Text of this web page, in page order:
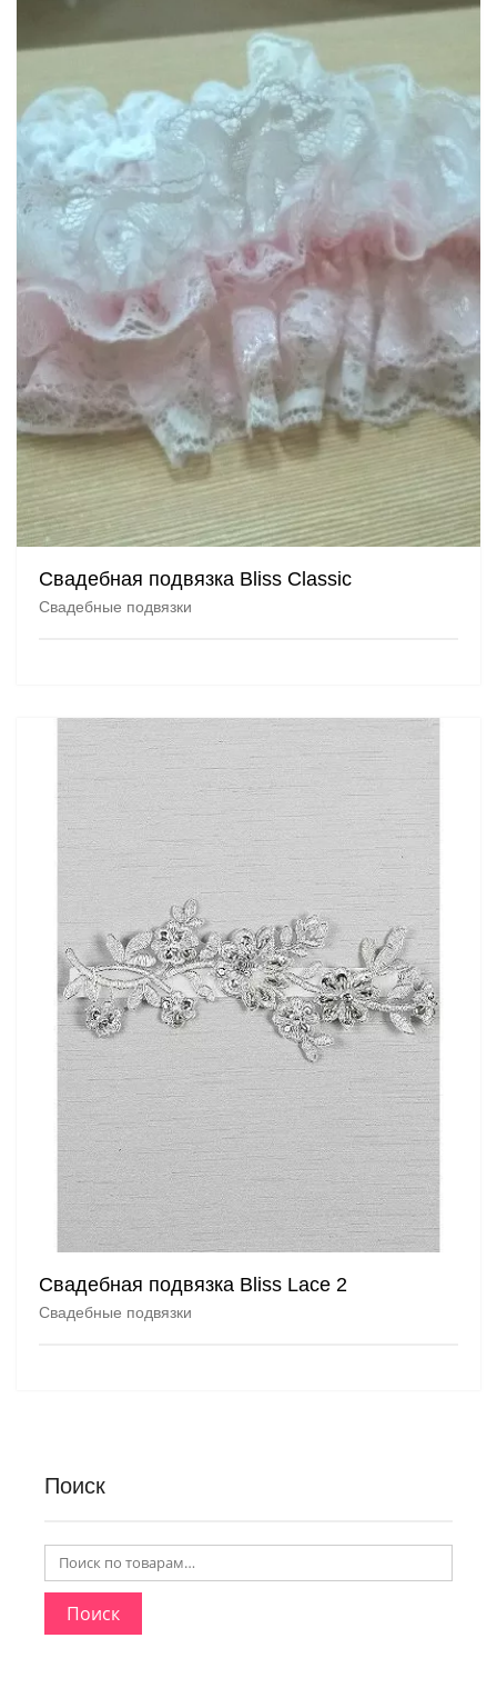
Свадебная подвязка Bliss Classic
Свадебные подвязки
Свадебная подвязка Bliss Lace 2
Свадебные подвязки
Поиск
Поиск